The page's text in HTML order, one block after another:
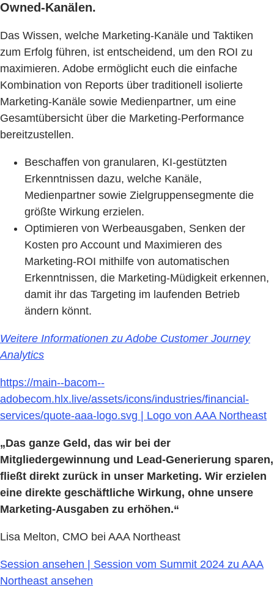
Owned-Kanälen.
Das Wissen, welche Marketing-Kanäle und Taktiken
zum Erfolg führen, ist entscheidend, um den ROI zu
maximieren. Adobe ermöglicht euch die einfache
Kombination von Reports über traditionell isolierte
Marketing-Kanäle sowie Medienpartner, um eine
Gesamtübersicht über die Marketing-Performance
bereitzustellen.
Beschaffen von granularen, KI-gestützten
Erkenntnissen dazu, welche Kanäle,
Medienpartner sowie Zielgruppensegmente die
größte Wirkung erzielen.
Optimieren von Werbeausgaben, Senken der
Kosten pro Account und Maximieren des
Marketing-ROI mithilfe von automatischen
Erkenntnissen, die Marketing-Müdigkeit erkennen,
damit ihr das Targeting im laufenden Betrieb
ändern könnt.
Weitere Informationen zu Adobe Customer Journey
Analytics
https://main--bacom--
adobecom.hlx.live/assets/icons/industries/financial-
services/quote-aaa-logo.svg | Logo von AAA Northeast
„Das ganze Geld, das wir bei der
Mitgliedergewinnung und Lead-Generierung sparen,
fließt direkt zurück in unser Marketing. Wir erzielen
eine direkte geschäftliche Wirkung, ohne unsere
Marketing-Ausgaben zu erhöhen.“
Lisa Melton, CMO bei AAA Northeast
Session ansehen | Session vom Summit 2024 zu AAA
Northeast ansehen